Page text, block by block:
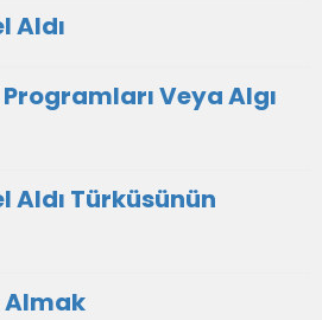
Aldı
Veya Algı
Aldı Türküsünün
Almak